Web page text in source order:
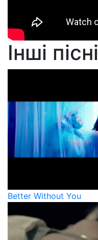
Інші пісні
Better Without You